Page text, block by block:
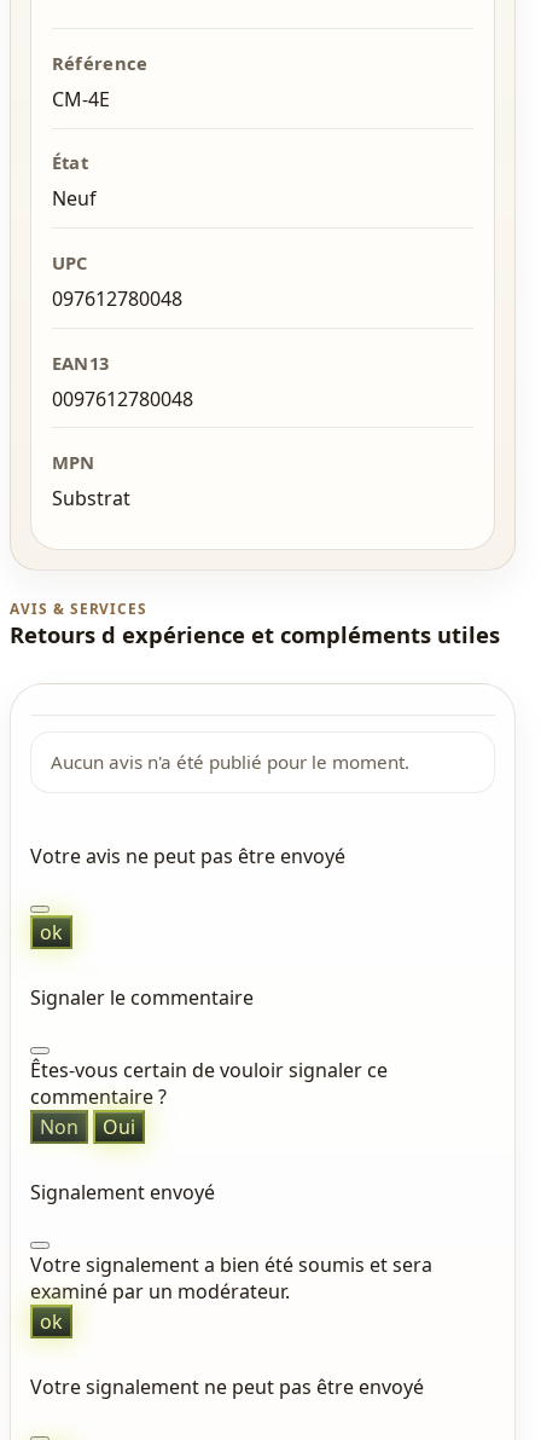
Référence
CM-4E
État
Neuf
UPC
097612780048
EAN13
0097612780048
MPN
Substrat
AVIS & SERVICES
Retours d expérience et compléments utiles
Aucun avis n'a été publié pour le moment.
Votre avis ne peut pas être envoyé
ok
Signaler le commentaire
Êtes-vous certain de vouloir signaler ce
commentaire ?
Non
Oui
Signalement envoyé
Votre signalement a bien été soumis et sera
examiné par un modérateur.
ok
Votre signalement ne peut pas être envoyé